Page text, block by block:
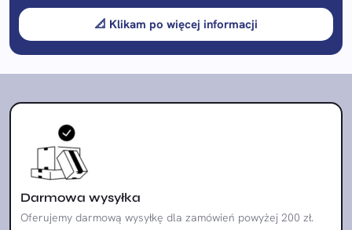
📐 Klikam po więcej informacji
Darmowa wysyłka
Oferujemy darmową wysyłkę dla zamówień powyżej 200 zł.